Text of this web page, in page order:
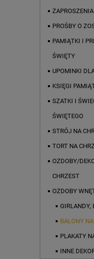
PROŚBY O
PAMIĄTKI I
ŚWIĘTY
UPOMINKI
KSIĘGI
SZATKI I
ŚWIĘTEGO
STRÓJ NA
TORT NA
OZDOBY/
CHRZEST
OZDOBY
GIRLANDY,
BALONY
PLAKATY
INNE